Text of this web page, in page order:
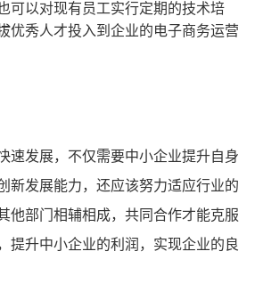
可以对现有员工实行定期的技术培
优秀人才投入到企业的电子商务运营
速发展，不仅需要中小企业提升自身
新发展能力，还应该努力适应行业的
他部门相辅相成，共同合作才能克服
提升中小企业的利润，实现企业的良